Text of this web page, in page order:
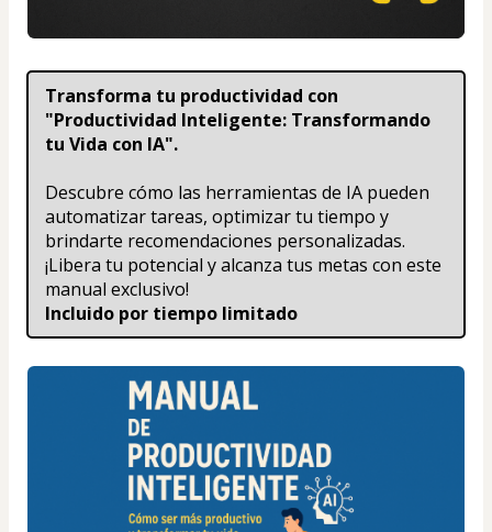
Transforma tu productividad con
"Productividad Inteligente: Transformando
tu Vida con IA".
Descubre cómo las herramientas de IA pueden
automatizar tareas, optimizar tu tiempo y
brindarte recomendaciones personalizadas.
¡Libera tu potencial y alcanza tus metas con este
manual exclusivo!
Incluido por tiempo limitado